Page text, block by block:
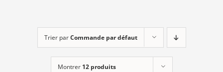
Trier parCommande par défaut
Montrer 12 produits